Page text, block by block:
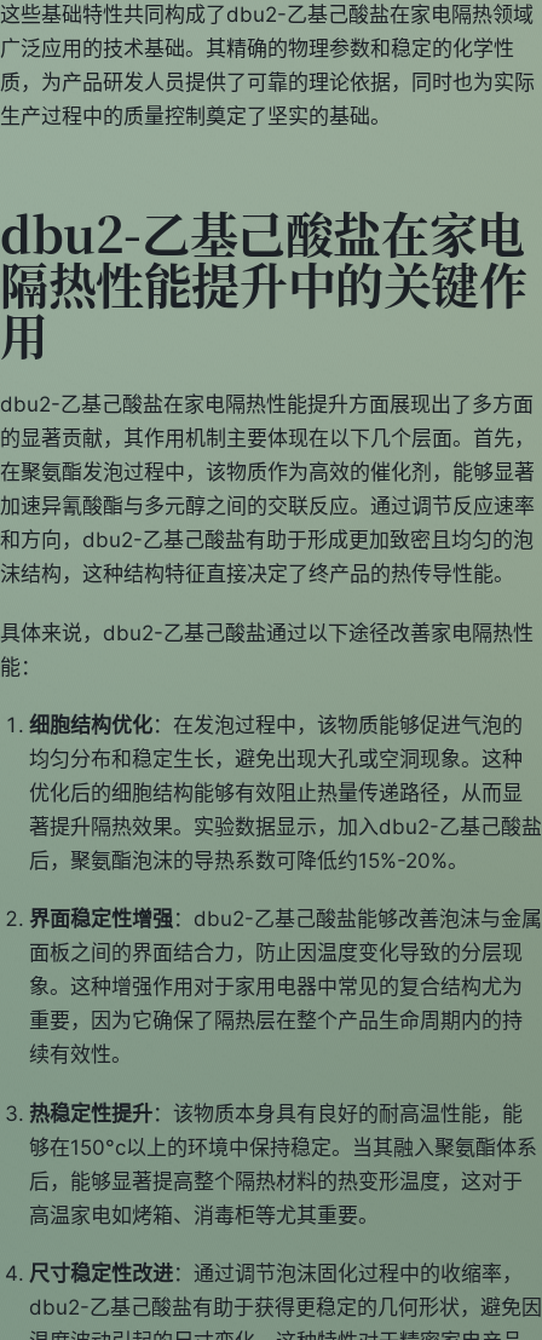
这些基础特性共同构成了dbu2-乙基己酸盐在家电隔热领域
广泛应用的技术基础。其精确的物理参数和稳定的化学性
质，为产品研发人员提供了可靠的理论依据，同时也为实际
生产过程中的质量控制奠定了坚实的基础。
dbu2-乙基己酸盐在家电
隔热性能提升中的关键作
用
dbu2-乙基己酸盐在家电隔热性能提升方面展现出了多方面
的显著贡献，其作用机制主要体现在以下几个层面。首先，
在聚氨酯发泡过程中，该物质作为高效的催化剂，能够显著
加速异氰酸酯与多元醇之间的交联反应。通过调节反应速率
和方向，dbu2-乙基己酸盐有助于形成更加致密且均匀的泡
沫结构，这种结构特征直接决定了终产品的热传导性能。
具体来说，dbu2-乙基己酸盐通过以下途径改善家电隔热性
能：
细胞结构优化：在发泡过程中，该物质能够促进气泡的
均匀分布和稳定生长，避免出现大孔或空洞现象。这种
优化后的细胞结构能够有效阻止热量传递路径，从而显
著提升隔热效果。实验数据显示，加入dbu2-乙基己酸盐
后，聚氨酯泡沫的导热系数可降低约15%-20%。
界面稳定性增强：dbu2-乙基己酸盐能够改善泡沫与金属
面板之间的界面结合力，防止因温度变化导致的分层现
象。这种增强作用对于家用电器中常见的复合结构尤为
重要，因为它确保了隔热层在整个产品生命周期内的持
续有效性。
热稳定性提升：该物质本身具有良好的耐高温性能，能
够在150°c以上的环境中保持稳定。当其融入聚氨酯体系
后，能够显著提高整个隔热材料的热变形温度，这对于
高温家电如烤箱、消毒柜等尤其重要。
尺寸稳定性改进：通过调节泡沫固化过程中的收缩率，
dbu2-乙基己酸盐有助于获得更稳定的几何形状，避免因